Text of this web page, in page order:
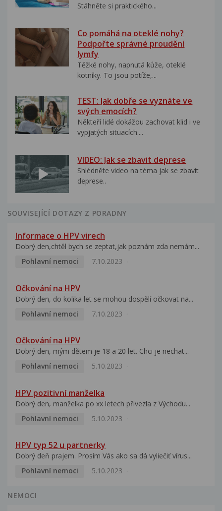
Stáhněte si praktického...
Co pomáhá na oteklé nohy?
Podpořte správné proudění
lymfy
Těžké nohy, napnutá kůže, oteklé
kotníky. To jsou potíže,...
TEST: Jak dobře se vyznáte ve
svých emocích?
Někteří lidé dokážou zachovat klid i ve
vypjatých situacích....
VIDEO: Jak se zbavit deprese
Shlédněte video na téma jak se zbavit
deprese..
SOUVISEJÍCÍ DOTAZY Z PORADNY
Informace o HPV virech
Dobrý den,chtěl bych se zeptat,jak poznám zda nemám...
Pohlavní nemoci
7.10.2023
Očkování na HPV
Dobrý den, do kolika let se mohou dospělí očkovat na...
Pohlavní nemoci
7.10.2023
Očkování na HPV
Dobrý den, mým dětem je 18 a 20 let. Chci je nechat...
Pohlavní nemoci
5.10.2023
HPV pozitivní manželka
Dobrý den, manželka po xx letech přivezla z Východu...
Pohlavní nemoci
5.10.2023
HPV typ 52 u partnerky
Dobrý deň prajem. Prosím Vás ako sa dá vyliečiť vírus...
Pohlavní nemoci
5.10.2023
NEMOCI